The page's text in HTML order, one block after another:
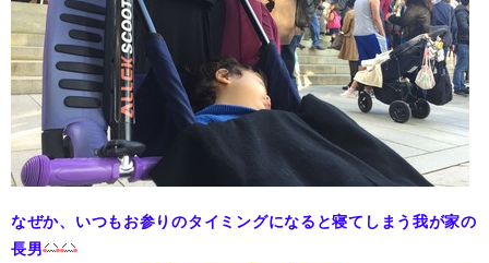
なぜか、いつもお参りのタイミングになると寝てしまう我が家の
長男